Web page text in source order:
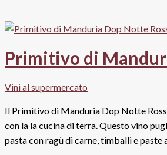
Primitivo di
Vini al supermercato
Il Primitivo di Manduria Dop Notte
con la la cucina di terra. Questo vino
pasta con ragù di carne, timballi e paste